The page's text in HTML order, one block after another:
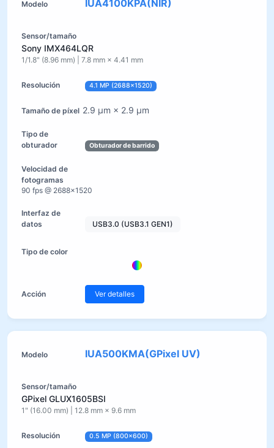
IUA4100KPA(NIR)
Sony IMX464LQR
1/1.8" (8.96 mm) | 7.8 mm × 4.41 mm
4.1 MP (2688×1520)
2.9 µm × 2.9 µm
Obturador de barrido
90 fps @ 2688×1520
USB3.0 (USB3.1 GEN1)
Ver detalles
IUA500KMA(GPixel UV)
GPixel GLUX1605BSI
1" (16.00 mm) | 12.8 mm × 9.6 mm
0.5 MP (800×600)